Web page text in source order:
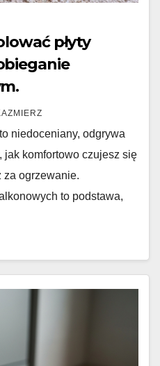
płyty
niedoceniany, odgrywa
jak komfortowo czujesz się
za ogrzewanie.
to podstawa,